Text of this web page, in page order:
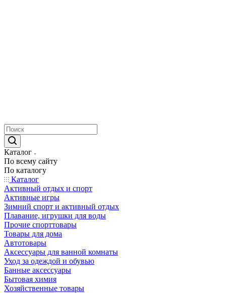
Каталог
По всему сайту
По каталогу
Каталог
Активный отдых и спорт
Активные игры
Зимний спорт и активный отдых
Плавание, игрушки для воды
Прочие спорттовары
Товары для дома
Автотовары
Аксессуары для ванной комнаты
Уход за одеждой и обувью
Банные аксессуары
Бытовая химия
Хозяйственные товары